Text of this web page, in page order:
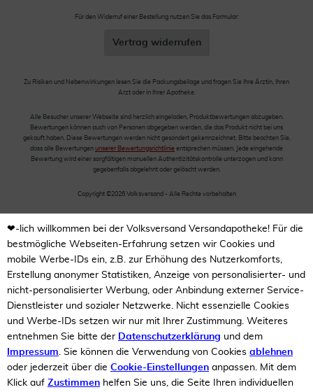
Für den Widerruf einer Bestellung nutzen Sie das Formular:
Vertrag widerrufen
Zu Risiken und Nebenwirkungen lesen Sie die Packungsbeilage und fragen Sie Ihre Ärztin, Ihren
Arzt oder in Ihrer Apotheke.
Alle Besucher unserer Webseite sind herzlich eingeladen, Produktbewertungen abzugeben.
Bewertungen können auch von Personen abgegeben werden, die das Produkt nicht bei uns
gekauft haben. Diese Bewertungen werden nicht gesondert gekennzeichnet. Bitte beachten Sie,
dass alle Bewertungen unserer Bewertungsrichtlinie entsprechen müssen. Jede eingehende
Bewertung wird einer sorgfältigen manuellen Authentizitätskontrolle unterzogen und kann
gegebenfalls abgelehnt oder gelöscht werden.
Copyright ©2026 Volksversand - Alle Rechte vorbehalten
❤-lich willkommen bei der Volksversand Versandapotheke! Für die
bestmögliche Webseiten-Erfahrung setzen wir Cookies und
mobile Werbe-IDs ein, z.B. zur Erhöhung des Nutzerkomforts,
Erstellung anonymer Statistiken, Anzeige von personalisierter- und
nicht-personalisierter Werbung, oder Anbindung externer Service-
Dienstleister und sozialer Netzwerke. Nicht essenzielle Cookies
und Werbe-IDs setzen wir nur mit Ihrer Zustimmung. Weiteres
entnehmen Sie bitte der Datenschutzerklärung und dem
Impressum. Sie können die Verwendung von Cookies ablehnen
oder jederzeit über die Cookie-Einstellungen anpassen. Mit dem
Klick auf Zustimmen helfen Sie uns, die Seite Ihren individuellen